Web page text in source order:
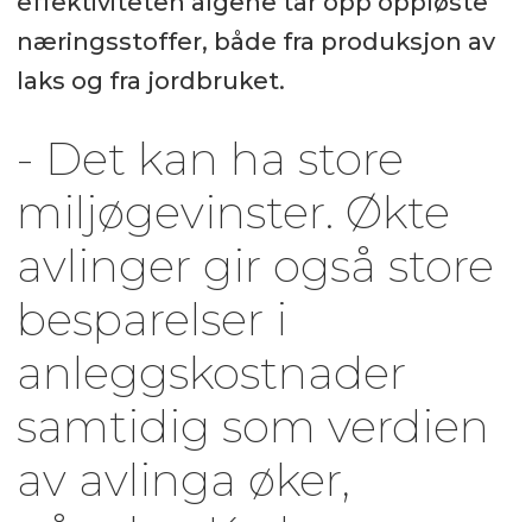
næringsstoffer, både fra produksjon av
laks og fra jordbruket.
- Det kan ha store
miljøgevinster. Økte
avlinger gir også store
besparelser i
anleggskostnader
samtidig som verdien
av avlinga øker,